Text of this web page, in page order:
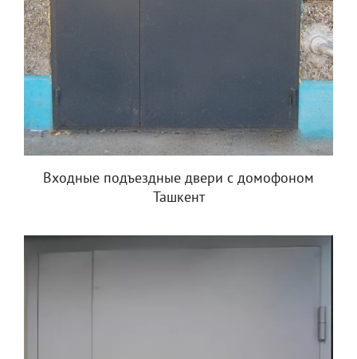
Входные подъездные двери с домофоном
Ташкент